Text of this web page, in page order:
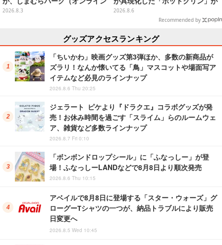
ストア）にて受注生産
2026.8.3
貯金箱としてプライズ展開
2026.8.6
Recommended by
グッズアクセスランキング
「ちいかわ」映画グッズ第3弾ほか、多数の新商品が
ズラリ！なんか懐いてる「鳥」マスコットや場面写ア
イテムなど必見のラインナップ
2026.8.6 Thu 20:25
ジェラート ピケより『ドラクエ』コラボグッズが発
売！お休み時間を過ごす「スライム」らのルームウェ
ア、雑貨など多数ラインナップ
2026.8.7 Fri 0:10
「ボンボンドロップシール」に「ふなっしー」が登
場！ふなっしーLANDなどで8月8日より順次発売
2026.8.6 Thu 10:15
アベイルで8月8日に登場する「スター・ウォーズ」グ
ローグーTシャツの一つが、納品トラブルにより販売
日変更へ
2026.8.5 Wed 10:45